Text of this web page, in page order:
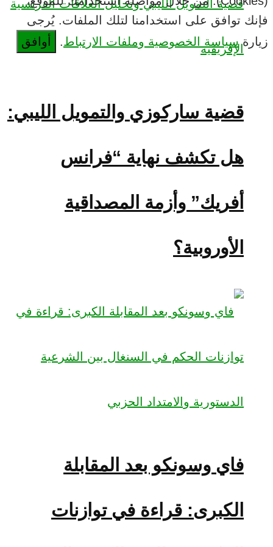
قضية ساركوزي والتمويل الليبي:
هل تكشف نهاية “فرانس
أفريك” وأزمة المصداقية
الأوروبية؟
فاي وسونكو بعد المقابلة
الكبرى: قراءة في توازنات
توافق على استخدامنا لتلك الملفات. يُرجى
سياسة الخصوصية وملفات الارتباط. أوافق